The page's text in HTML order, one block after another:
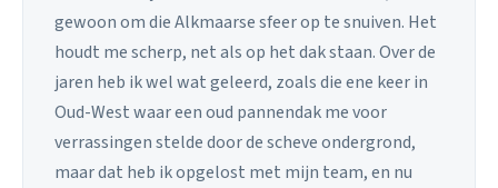
gewoon om die Alkmaarse sfeer op te snuiven. Het
houdt me scherp, net als op het dak staan. Over de
jaren heb ik wel wat geleerd, zoals die ene keer in
Oud-West waar een oud pannendak me voor
verrassingen stelde door de scheve ondergrond,
maar dat heb ik opgelost met mijn team, en nu